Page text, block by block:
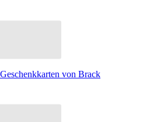
von Brack